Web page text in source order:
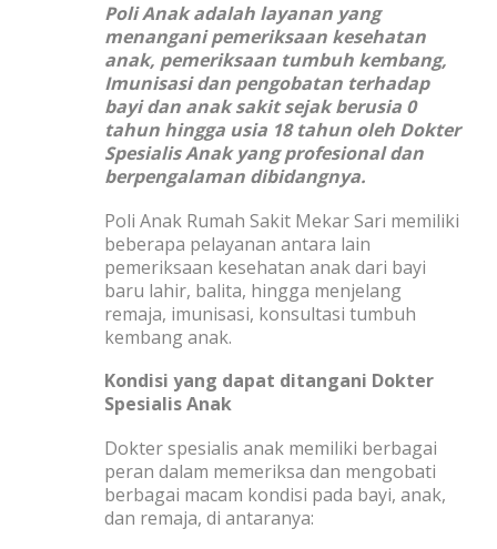
Poli Anak adalah layanan yang
menangani pemeriksaan kesehatan
anak, pemeriksaan tumbuh kembang,
Imunisasi dan pengobatan terhadap
bayi dan anak sakit sejak berusia 0
tahun hingga usia 18 tahun oleh Dokter
Spesialis Anak yang profesional dan
berpengalaman dibidangnya.
Poli Anak Rumah Sakit Mekar Sari memiliki
beberapa pelayanan antara lain
pemeriksaan kesehatan anak dari bayi
baru lahir, balita, hingga menjelang
remaja, imunisasi, konsultasi tumbuh
kembang anak.
Kondisi yang dapat ditangani Dokter
Spesialis Anak
Dokter spesialis anak memiliki berbagai
peran dalam memeriksa dan mengobati
berbagai macam kondisi pada bayi, anak,
dan remaja, di antaranya: